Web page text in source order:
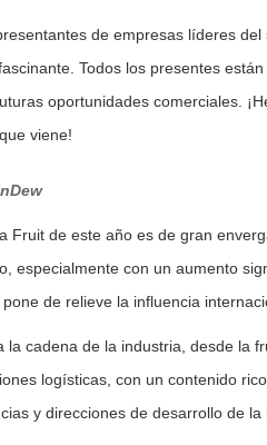
de empresas líderes
Todos los presentes
oportunidades comerciales.
viene!
Fruit de este año es de gran
especialmente con un aumento
de relieve la influencia
la cadena de la industria, desde la
logísticas, con un contenido
y direcciones de desarrollo de